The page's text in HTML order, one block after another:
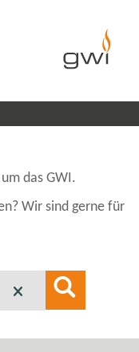
das GWI.
Wir sind gerne für